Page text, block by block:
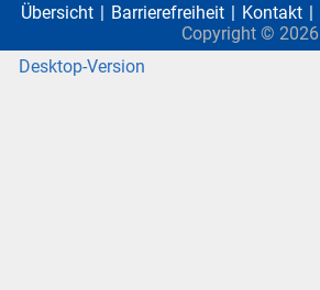
Übersicht Barrierefreiheit Kontakt
Copyright © 2026
Desktop-Version